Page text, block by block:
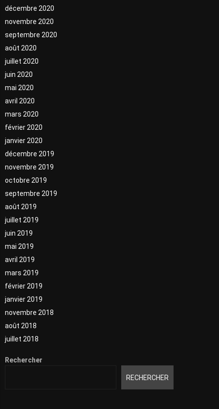
décembre 2020
novembre 2020
septembre 2020
août 2020
juillet 2020
juin 2020
mai 2020
avril 2020
mars 2020
février 2020
janvier 2020
décembre 2019
novembre 2019
octobre 2019
septembre 2019
août 2019
juillet 2019
juin 2019
mai 2019
avril 2019
mars 2019
février 2019
janvier 2019
novembre 2018
août 2018
juillet 2018
Rechercher
RECHERCHER